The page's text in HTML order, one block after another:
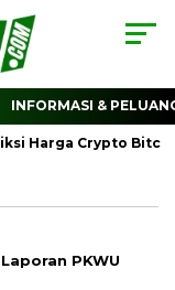
INFORMASI &
Harga Crypto
PKWU